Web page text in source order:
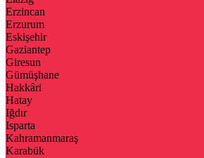
Erzincan
Erzurum
Eskişehir
Gaziantep
Giresun
Gümüşhane
Hakkâri
Hatay
Iğdır
Isparta
Kahramanmaraş
Karabük